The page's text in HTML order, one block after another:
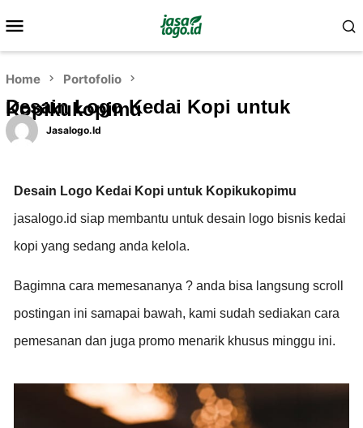
Home Portofolio
Desain Logo Kedai Kopi untuk
Kopikukopimu
Jasalogo.id
Desain Logo Kedai Kopi untuk Kopikukopimu
jasalogo.id siap membantu untuk desain logo bisnis kedai
kopi yang sedang anda kelola.
Bagimna cara memesananya ? anda bisa langsung scroll
postingan ini samapai bawah, kami sudah sediakan cara
pemesanan dan juga promo menarik khusus minggu ini.